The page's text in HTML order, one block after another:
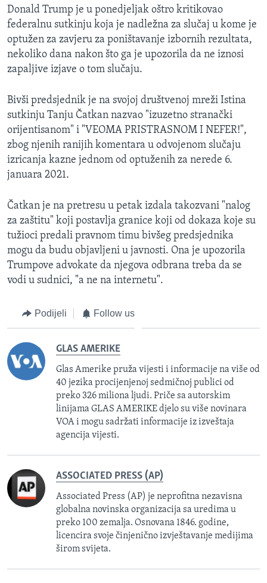
Donald Trump je u ponedjeljak oštro kritikovao
federalnu sutkinju koja je nadležna za slučaj u kome je
optužen za zavjeru za poništavanje izbornih rezultata,
nekoliko dana nakon što ga je upozorila da ne iznosi
zapaljive izjave o tom slučaju.
Bivši predsjednik je na svojoj društvenoj mreži Istina
sutkinju Tanju Čatkan nazvao "izuzetno stranački
orijentisanom" i "VEOMA PRISTRASNOM I NEFER!",
zbog njenih ranijih komentara u odvojenom slučaju
izricanja kazne jednom od optuženih za nerede 6.
januara 2021.
Čatkan je na pretresu u petak izdala takozvani "nalog
za zaštitu" koji postavlja granice koji od dokaza koje su
tužioci predali pravnom timu bivšeg predsjednika
mogu da budu objavljeni u javnosti. Ona je upozorila
Trumpove advokate da njegova odbrana treba da se
vodi u sudnici, "a ne na internetu".
Podijeli Follow us
GLAS AMERIKE
Glas Amerike pruža vijesti i informacije na više od
40 jezika procijenjenoj sedmičnoj publici od
preko 326 miliona ljudi. Priče sa autorskim
linijama GLAS AMERIKE djelo su više novinara
VOA i mogu sadržati informacije iz izveštaja
agencija vijesti.
ASSOCIATED PRESS (AP)
Associated Press (AP) je neprofitna nezavisna
globalna novinska organizacija sa uredima u
preko 100 zemalja. Osnovana 1846. godine,
licencira svoje činjenično izvještavanje medijima
širom svijeta.